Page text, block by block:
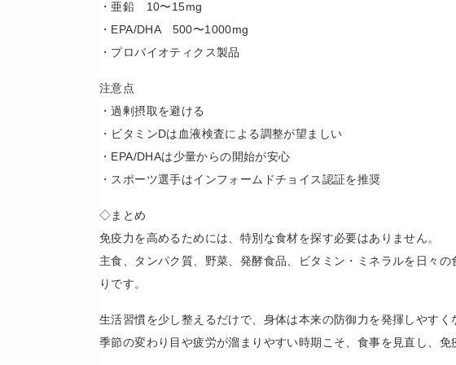
・亜鉛 10〜15mg
・EPA/DHA 500〜1000mg
・プロバイオティクス製品
注意点
・過剰摂取を避ける
・ビタミンDは血液検査による調整が望ましい
・EPA/DHAは少量からの開始が安心
・スポーツ選手はインフォームドチョイス認証を推奨
◇まとめ
免疫力を高めるためには、特別な食材を探す必要はありません。
主食、タンパク質、野菜、発酵食品、ビタミン・ミネラルを日々
りです。
生活習慣を少し整えるだけで、身体は本来の防御力を発揮しやすく
季節の変わり目や疲労が溜まりやすい時期こそ、食事を見直し、免